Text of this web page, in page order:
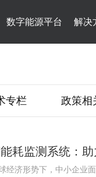
数字能源平台 解决
专栏 政策相
耗监测系统：
经济形势下，中小企业